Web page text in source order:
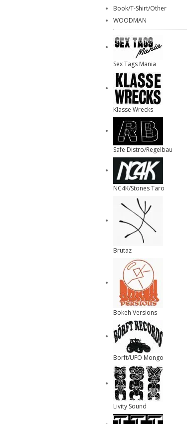
Book/T-Shirt/Other
WOODMAN
Sex Tags Mania
Klasse Wrecks
Safe Distro/Regelbau
NC4K/Stones Taro
Brutaz
Bokeh Versions
Borft/UFO Mongo
Livity Sound